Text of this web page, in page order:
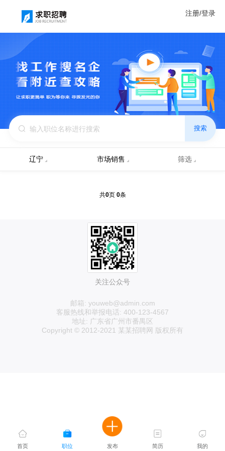
注册/登录
搜索
辽宁 市场销售 筛选
共0页 0条
关注公众号
邮箱: youweb@admin.com
客服热线和举报电话: 400-123-4567
地址: 广东省广州市番禺区
Copyright © 2012-2021 某某招聘网 版权所有
首页 职位 发布 简历 我的